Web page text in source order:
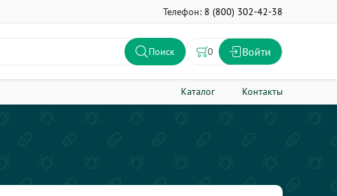
Телефон: 8 (800) 302-42-38
Поиск 0 Войти
Каталог Контакты